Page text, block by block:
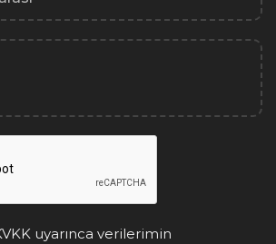
uyarınca verilerimin